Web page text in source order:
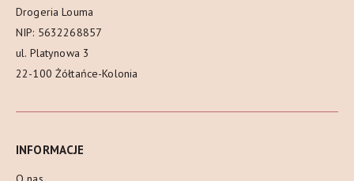
Drogeria Louma
NIP: 5632268857
ul. Platynowa 3
22-100 Żółtańce-Kolonia
INFORMACJE